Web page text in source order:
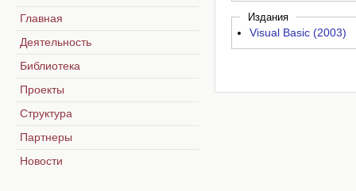
Издания
Visual Basic (2003)
Главная
Деятельность
Библиотека
Проекты
Структура
Партнеры
Новости